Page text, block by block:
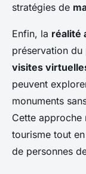
stratégies de
Enfin, la réalité
préservation
visites
peuvent
monuments
Cette approche
tourisme tout
de personnes